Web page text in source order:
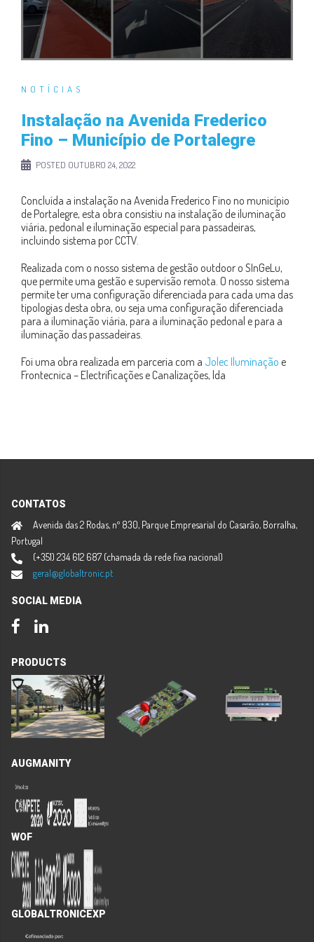
NOTÍCIAS
Instalação na Avenida Frederico
Fino – Município de Portalegre
POSTED OUTUBRO 24, 2022
Concluída a instalação na Avenida Frederico Fino no município
de Portalegre, esta obra consistiu na instalação de iluminação
viária, pedonal e iluminação especial para passadeiras,
incluindo sistema por CCTV.
Realizada com o nosso sistema de gestão outdoor o SInGeLu,
que permite uma gestão e supervisão remota. O nosso sistema
permite ter uma configuração diferenciada para cada uma das
tipologias desta obra, ou seja uma configuração diferenciada
para a iluminação viária, para a iluminação pedonal e para a
iluminação das passadeiras.
Foi uma obra realizada em parceria com a Jolec Iluminação e
Frontecnica – Electrificações e Canalizações, lda
CONTATOS
Avenida das 2 Rodas, nº 830, Parque Empresarial do Casarão, Borralha,
Portugal
(+351) 234 612 687 (chamada da rede fixa nacional)
geral@globaltronic.pt
SOCIAL MEDIA
Facebook
PRODUCTS
AUGMANITY
WOF
GLOBALTRONICEXP